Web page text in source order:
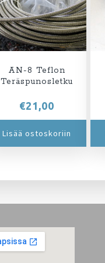
AN-8 Teflon
Teräspunosletku
€21,00
Lisää ostoskoriin